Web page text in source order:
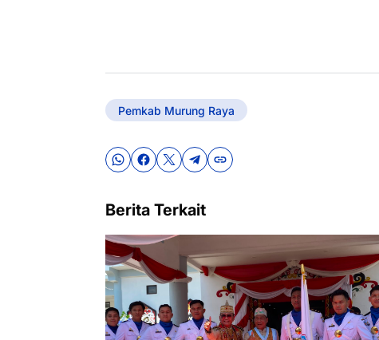
Pemkab Murung Raya
Berita Terkait